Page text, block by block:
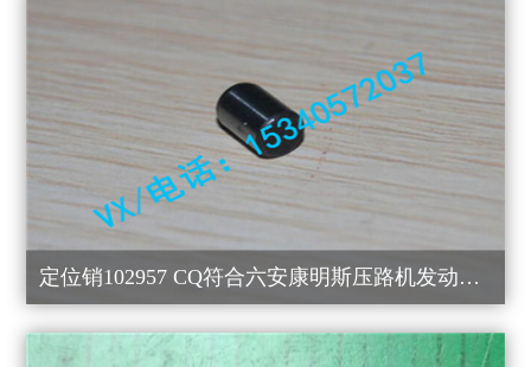
定位销102957 CQ符合六安康明斯压路机发动机价格划算